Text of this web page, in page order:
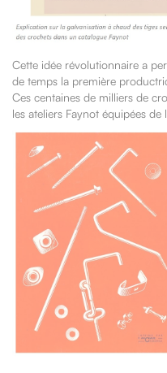
Cette idée révolutionnaire a
de temps la première
Ces centaines de milliers de
les ateliers Faynot équipées